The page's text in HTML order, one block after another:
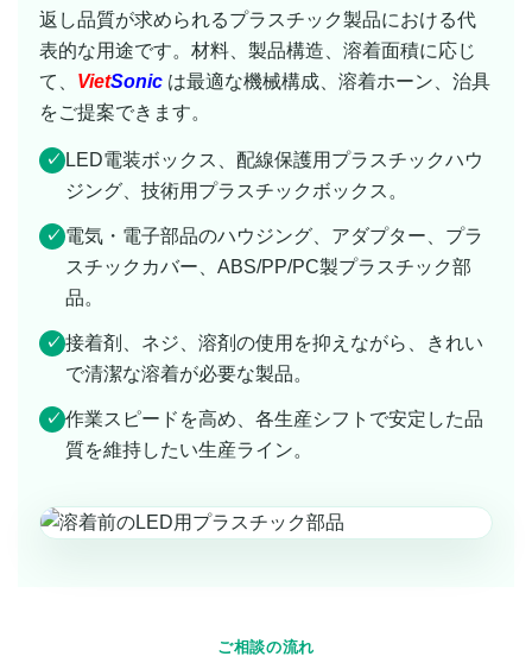
返し品質が求められるプラスチック製品における代
表的な用途です。材料、製品構造、溶着面積に応じ
て、 VietSonic は最適な機械構成、溶着ホーン、治具
をご提案できます。
✓ LED電装ボックス、配線保護用プラスチックハウ
ジング、技術用プラスチックボックス。
✓ 電気・電子部品のハウジング、アダプター、プラ
スチックカバー、ABS/PP/PC製プラスチック部
品。
✓ 接着剤、ネジ、溶剤の使用を抑えながら、きれい
で清潔な溶着が必要な製品。
✓ 作業スピードを高め、各生産シフトで安定した品
質を維持したい生産ライン。
ご相談の流れ